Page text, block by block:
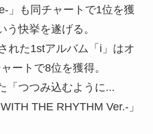
」も同チャートで1位を獲
快挙を遂げる。
れた1stアルバム「i」はオ
ートで8位を獲得。
「つつみ込むように...
THE RHYTHM Ver.-」